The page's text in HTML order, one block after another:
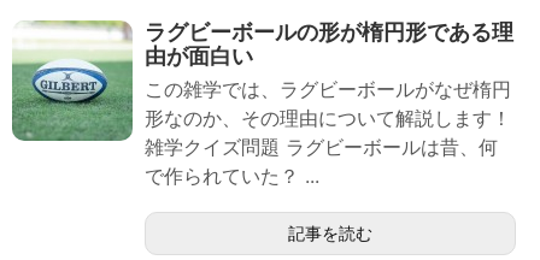
ラグビーボールの形が楕円形である理
由が面白い
この雑学では、ラグビーボールがなぜ楕円
形なのか、その理由について解説します！
雑学クイズ問題 ラグビーボールは昔、何
で作られていた？ ...
記事を読む